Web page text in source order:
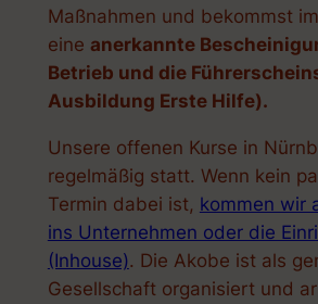
Maßnahmen und bekommst
eine anerkannte
Betrieb und die
Ausbildung Erste Hilfe).
Unsere offenen Kurse in
regelmäßig statt. Wenn kein
Termin dabei ist, kommen wir
ins Unternehmen oder die
(Inhouse). Die Akobe ist als
Gesellschaft organisiert und